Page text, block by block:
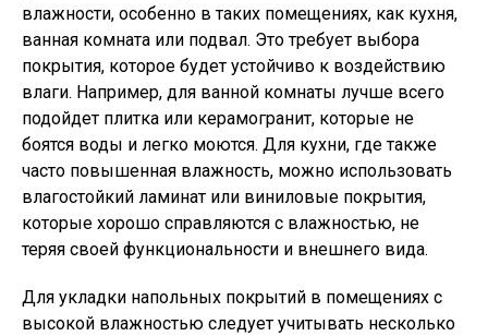
влажности, особенно в таких помещениях, как кухня,
ванная комната или подвал. Это требует выбора
покрытия, которое будет устойчиво к воздействию
влаги. Например, для ванной комнаты лучше всего
подойдет плитка или керамогранит, которые не
боятся воды и легко моются. Для кухни, где также
часто повышенная влажность, можно использовать
влагостойкий ламинат или виниловые покрытия,
которые хорошо справляются с влажностью, не
теряя своей функциональности и внешнего вида.
Для укладки напольных покрытий в помещениях с
высокой влажностью следует учитывать несколько